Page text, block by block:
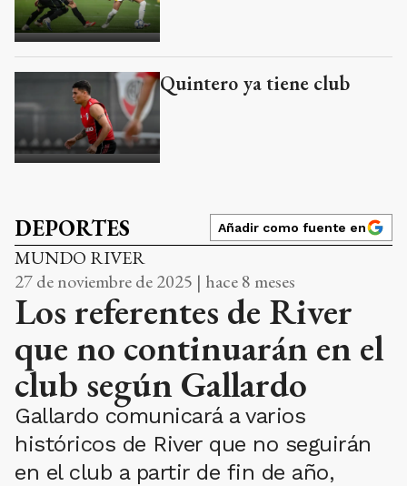
Quintero ya tiene club
DEPORTES Añadir como fuente en
MUNDO RIVER
27 de noviembre de 2025 | hace 8 meses
Los referentes de River
que no continuarán en el
club según Gallardo
Gallardo comunicará a varios
históricos de River que no seguirán
en el club a partir de fin de año,